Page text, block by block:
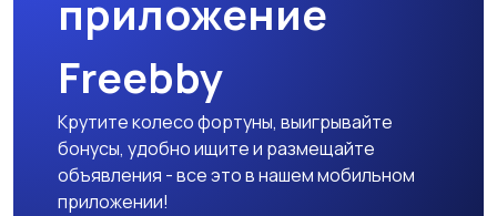
Шкафы и комоды
приложение
Freebby
Крутите колесо фортуны, выигрывайте
бонусы, удобно ищите и размещайте
объявления - все это в нашем мобильном
приложении!